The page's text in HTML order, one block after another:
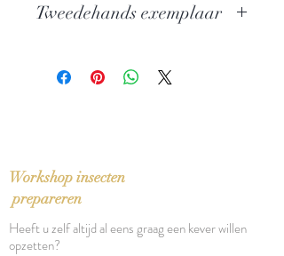
Uitgever: Meulenhoff
Bindwijze: Paperback
Tweedehands exemplaar
Workshop insecten
prepareren
Heeft u zelf altijd al eens graag een kever willen
opzetten?